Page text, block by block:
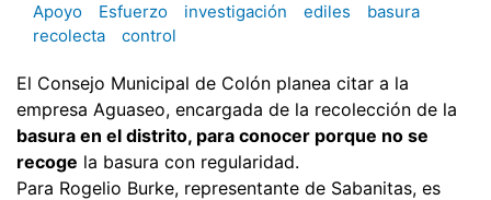
Apoyo Esfuerzo investigación ediles
basura
recolecta
control
El Consejo Municipal de Colón planea citar a la
empresa Aguaseo, encargada de la recolección de la
basura en el distrito, para conocer porque no se
recoge la basura con regularidad.
Para Rogelio Burke, representante de Sabanitas, es